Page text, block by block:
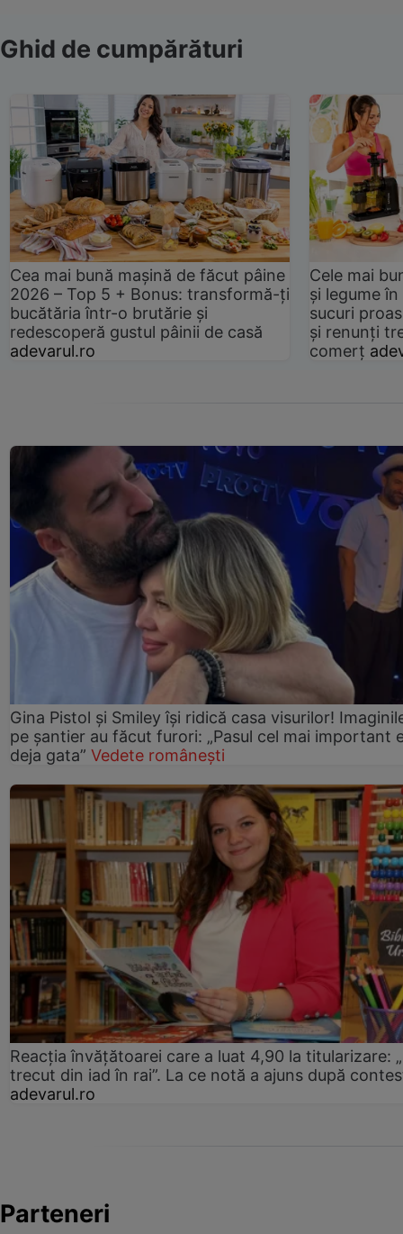
Ghid de cumpărături
Cea mai bună mașină de făcut pâine
2026 – Top 5 + Bonus: transformă-ți
bucătăria într-o brutărie și
redescoperă gustul pâinii de casă
adevarul.ro
Cele mai
și legume
sucuri
și renunți
comerț
Gina Pistol și Smiley își ridică casa visurilor!
pe șantier au făcut furori: „Pasul cel mai important
deja gata” Vedete românești
Reacția învățătoarei care a luat 4,90 la titularizare:
trecut din iad în rai”. La ce notă a ajuns după
adevarul.ro
Parteneri